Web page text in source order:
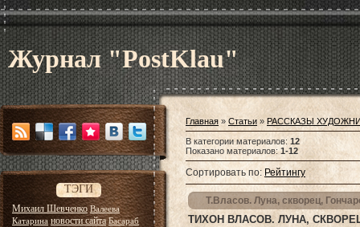
Журнал "PostKlau"
ТЭГИ
Михаил Шевченко Валеева
Катарина новости сайта Басараб
Главная » Статьи » РАССКАЗЫ
В категории материалов: 12
Показано материалов:1-12
Сортировать по: Рейтингу
Т.Власов. Луна, скворец,
ТИХОН ВЛАСОВ. ЛУНА,